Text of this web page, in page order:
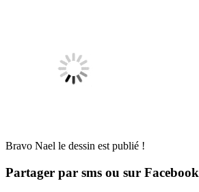
Bravo Nael le dessin est publié !
Partager par sms ou sur Facebook